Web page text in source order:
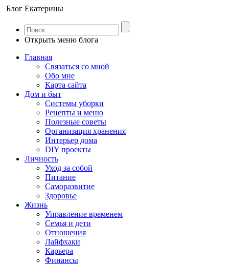
Блог Екатерины
Открыть меню блога
Главная
Связаться со мной
Обо мне
Карта сайта
Дом и быт
Системы уборки
Рецепты и меню
Полезные советы
Организация хранения
Интерьер дома
DIY проекты
Личность
Уход за собой
Питание
Саморазвитие
Здоровье
Жизнь
Управление временем
Семья и дети
Отношения
Лайфхаки
Карьера
Финансы